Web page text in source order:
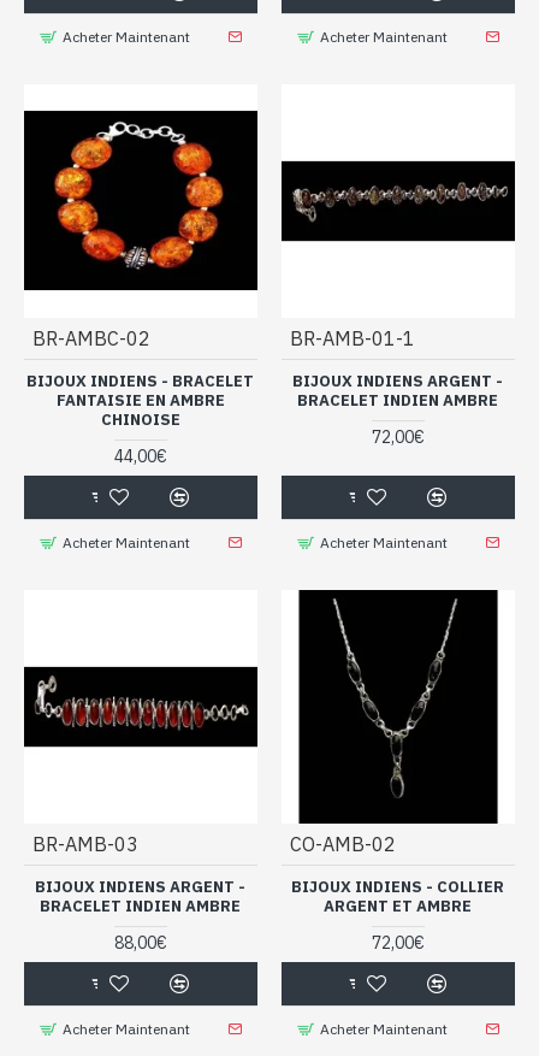
Acheter Maintenant Acheter Maintenant
BR-AMBC-02
BIJOUX INDIENS - BRACELET
FANTAISIE EN AMBRE
CHINOISE
44,00€
Acheter Maintenant
BR-AMB-01-1
BIJOUX INDIENS ARGENT -
BRACELET INDIEN AMBRE
72,00€
Acheter Maintenant
BR-AMB-03
BIJOUX INDIENS ARGENT -
BRACELET INDIEN AMBRE
88,00€
Acheter Maintenant
CO-AMB-02
BIJOUX INDIENS - COLLIER
ARGENT ET AMBRE
72,00€
Acheter Maintenant